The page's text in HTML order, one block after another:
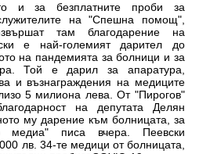
и за безплатните проби за
на "Спешна помощ",
там благодарение на
е най-големият дарител до
на пандемията за болници и за
Той е дарил за апаратура,
и възнаграждения на медиците
5 милиона лева. От "Пирогов"
на депутата Делян
му дарение към болницата, за
медиа" писа вчера. Пеевски
лв. 34-те медици от болницата,